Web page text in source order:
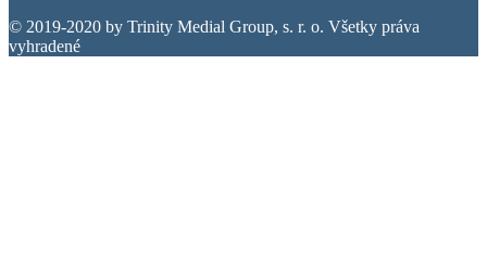
© 2019-2020 by Trinity Medial Group, s. r. o. Všetky práva
vyhradené